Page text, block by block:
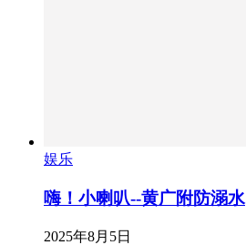
娱乐
嗨！小喇叭--黄广附防溺水
2025年8月5日